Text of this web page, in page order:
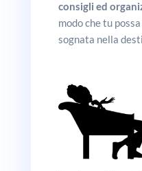
consigli ed
modo che tu
sognata nella